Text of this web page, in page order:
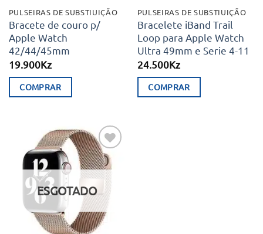
chosen
on
the
product
page
chosen
on
the
product
page
PULSEIRAS DE SUBSTIUIÇÃO
Bracete de couro p/
Apple Watch
42/44/45mm
19.900Kz
COMPRAR
multiple
variants.
The
options
PULSEIRAS DE SUBSTIUIÇÃO
Bracelete iBand Trail
Loop para Apple Watch
Ultra 49mm e Serie 4-11
24.500Kz
COMPRAR
Adicionar
aos meus
desejos
ESGOTADO